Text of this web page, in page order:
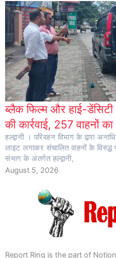
ब्लैक फिल्म और हाई-डेंसिटी
की कार्रवाई, 257 वाहनों
हल्द्वानी । परिवहन विभाग के द्वारा
लाइट लगाकर संचालित वाहनों के विरुद्ध
संभाग के अंतर्गत हल्द्वानी,
August 5, 2026
Report Ring is the part of